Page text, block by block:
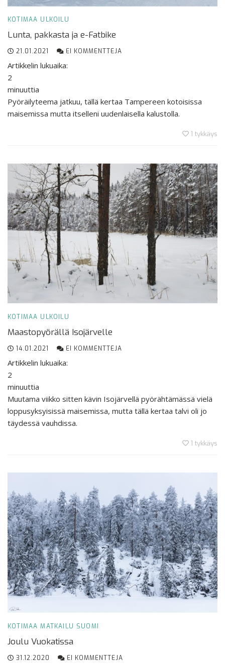
KOTIMAA ULKOILU
Lunta, pakkasta ja e-Fatbike
21.01.2021 EI KOMMENTTEJA
Artikkelin lukuaika:
2
minuuttia
Pyöräilyteema jatkuu, tällä kertaa Tampereen kotoisissa
maisemissa mutta itselleni uudenlaisella kalustolla.
1 tykkäys
KOTIMAA ULKOILU
Maastopyörällä Isojärvelle
14.01.2021 EI KOMMENTTEJA
Artikkelin lukuaika:
2
minuuttia
Muutama viikko sitten kävin Isojärvellä pyörähtämässä vielä
loppusyksyisissä maisemissa, mutta tällä kertaa talvi oli jo
täydessä vauhdissa.
1 tykkäys
KOTIMAA MATKAILU SUOMI
Joulu Vuokatissa
31.12.2020 EI KOMMENTTEJA